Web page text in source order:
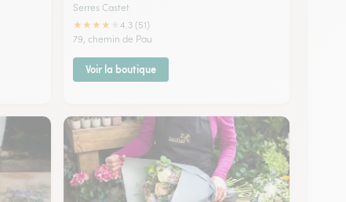
Serres Castet
★★★★
4.3 (51)
79, chemin de Pau
Voir la boutique